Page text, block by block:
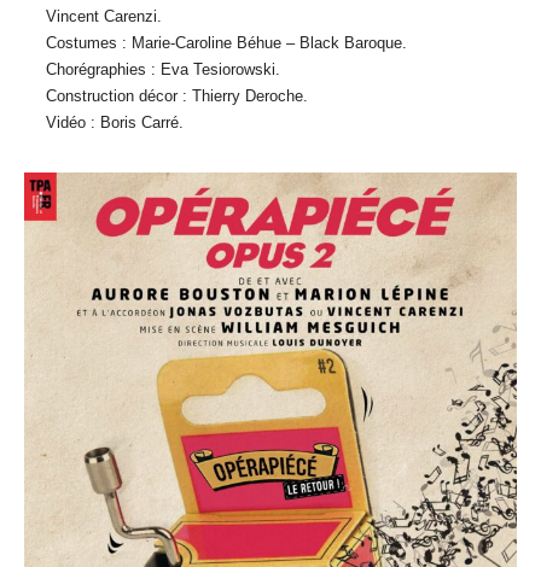
Vincent Carenzi.
Costumes : Marie-Caroline Béhue – Black Baroque.
Chorégraphies : Eva Tesiorowski.
Construction décor : Thierry Deroche.
Vidéo : Boris Carré.